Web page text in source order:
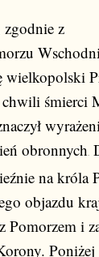
z
śmierci
obronnych.
na króla
objazdu
Pomorzem i
Poniżej